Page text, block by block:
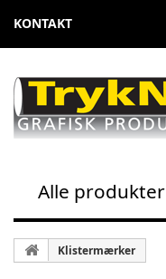
KONTAKT
Alle produkter
Klistermærker